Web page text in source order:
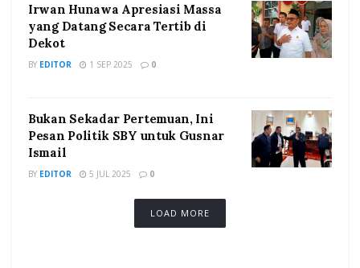
Irwan Hunawa Apresiasi Massa
yang Datang Secara Tertib di
Dekot
BY EDITOR 1 SEP 2025 0
Bukan Sekadar Pertemuan, Ini
Pesan Politik SBY untuk Gusnar
Ismail
BY EDITOR 5 JUL 2025 0
LOAD MORE